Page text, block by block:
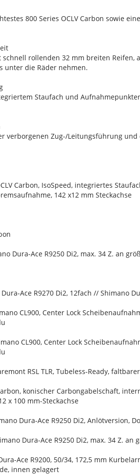
800 Series OCLV Carbon sowie
schnell rollenden 32 mm breiten
unter die Räder nehmen.
Staufach und
verborgenen Zug-/Leitungsführung
Carbon, IsoSpeed, integriertes
142 x12 mm Steckachse
Dura-Ace R9250 Di2, max. 34 Z. an
Ace R9270 Di2, 12fach // Shimano
CL900, Center Lock
CL900, Center Lock
RSL TLR, Tubeless-Ready,
konischer Carbongabelschaft,
x 100 mm-Steckachse
Dura-Ace R9250 Di2, Anlötversion,
Dura-Ace R9250 Di2, max. 34 Z. an
Ace R9200, 50/34, 172,5 mm
innen gelagert